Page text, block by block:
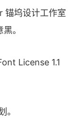
锚坞设计工作室
。
License 1.1
。